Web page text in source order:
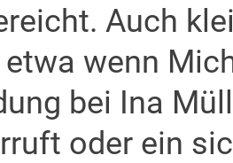
Auch
wenn
bei Ina
oder ein